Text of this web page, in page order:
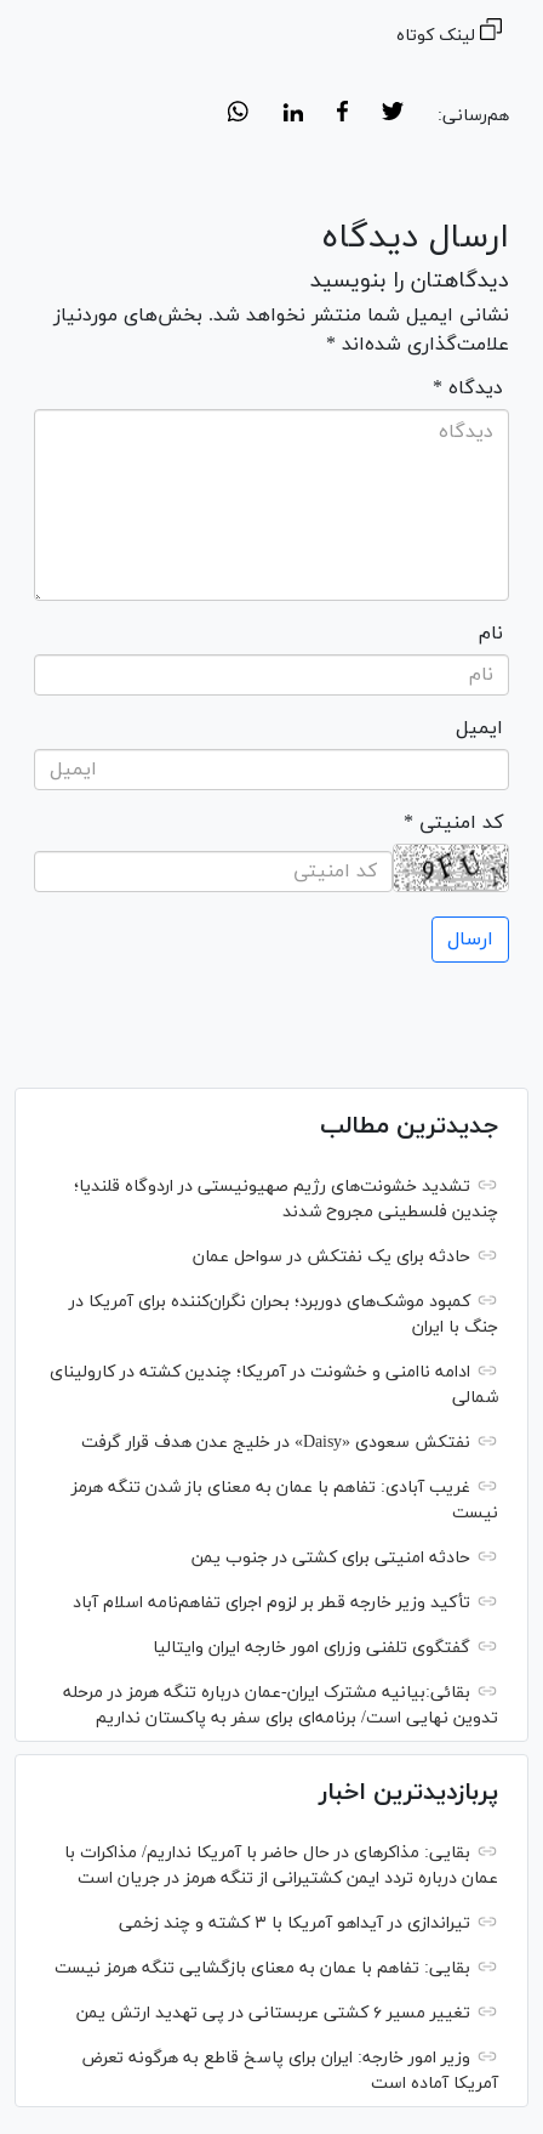
لینک کوتاه
هم‌رسانی:
ارسال دیدگاه
دیدگاهتان را بنویسید
نشانی ایمیل شما منتشر نخواهد شد. بخش‌های موردنیاز
علامت‌گذاری شده‌اند *
* دیدگاه
نام
ایمیل
* کد امنیتی
جدیدترین مطالب
تشدید خشونت‌های رژیم صهیونیستی در اردوگاه قلندیا؛
چندین فلسطینی مجروح شدند
حادثه برای یک نفتکش در سواحل عمان
کمبود موشک‌های دوربرد؛ بحران نگران‌کننده برای آمریکا در
جنگ با ایران
ادامه ناامنی و خشونت در آمریکا؛ چندین کشته در کارولینای
شمالی
نفتکش سعودی «Daisy» در خلیج عدن هدف قرار گرفت
غریب آبادی: تفاهم با عمان به معنای باز شدن تنگه هرمز
نیست
حادثه امنیتی برای کشتی در جنوب یمن
تأکید وزیر خارجه قطر بر لزوم اجرای تفاهم‌نامه اسلام آباد
گفتگوی تلفنی وزرای امور خارجه ایران وایتالیا
بقائی:بیانیه مشترک ایران-عمان درباره تنگه هرمز در مرحله
تدوین نهایی است/ برنامه‌ای برای سفر به پاکستان نداریم
پربازدیدترین اخبار
بقایی: مذاکره‎ای در حال حاضر با آمریکا نداریم/ مذاکرات با
عمان درباره تردد ایمن کشتیرانی از تنگه هرمز در جریان است
تیراندازی در آیداهو آمریکا با ۳ کشته و چند زخمی
بقایی: تفاهم با عمان به معنای بازگشایی تنگه هرمز نیست
تغییر مسیر ۶ کشتی عربستانی در پی تهدید ارتش یمن
وزیر امور خارجه: ایران برای پاسخ قاطع به هرگونه تعرض
آمریکا آماده است